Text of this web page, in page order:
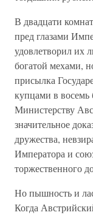
В двадцати
пред глазами
удовлетворил их
богатой мехами,
присылка
купцами в восемь
Министерству
значительное
дружества,
Императора и
торжественного
Но пышность и
Когда